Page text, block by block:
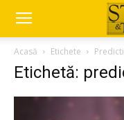
Acasă Etichete
Etichetă: